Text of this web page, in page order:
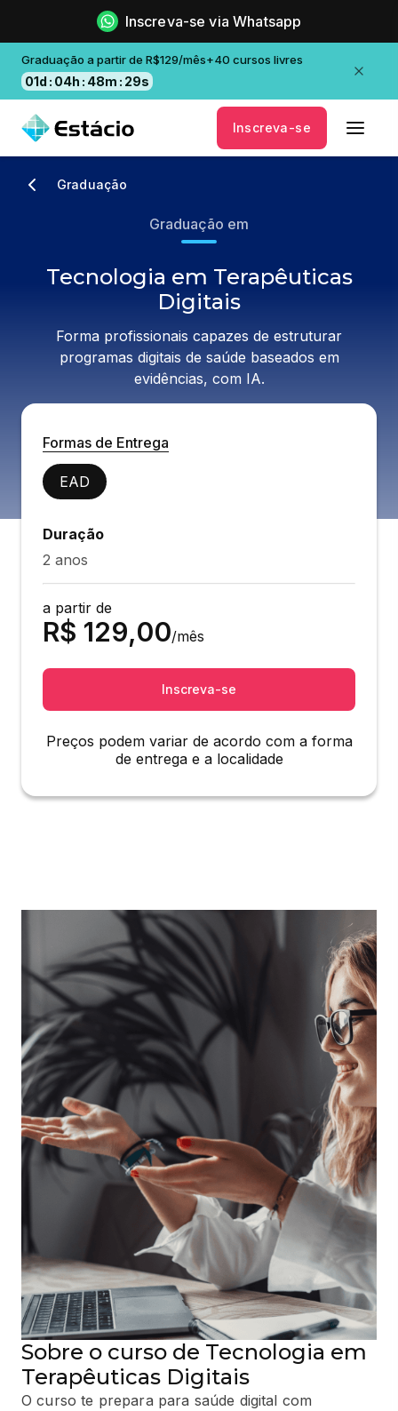
Inscreva-se via Whatsapp
Graduação a partir de R$129/mês+40 cursos livres
01d : 04h : 48m : 28s
Inscreva-se
Graduação
Graduação em
Tecnologia em Terapêuticas
Digitais
Forma profissionais capazes de estruturar
programas digitais de saúde baseados em
evidências, com IA.
Formas de Entrega
EAD
Duração
2 anos
a partir de
R$ 129,00/mês
Inscreva-se
Preços podem variar de acordo com a forma
de entrega e a localidade
Sobre o curso de Tecnologia em
Terapêuticas Digitais
O curso te prepara para saúde digital com